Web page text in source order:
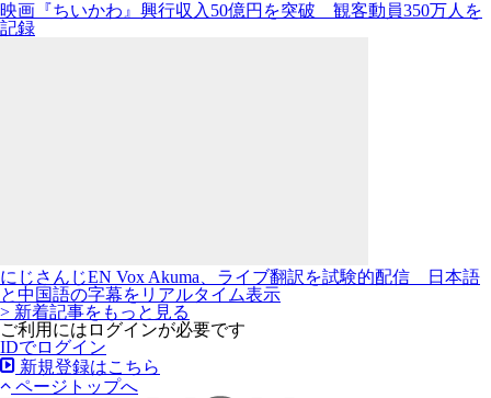
映画『ちいかわ』興行収入50億円を突破 観客動員350万人を
記録
にじさんじEN Vox Akuma、ライブ翻訳を試験的配信 日本語
と中国語の字幕をリアルタイム表示
> 新着記事をもっと見る
ご利用にはログインが必要です
IDでログイン
新規登録はこちら
ページトップへ